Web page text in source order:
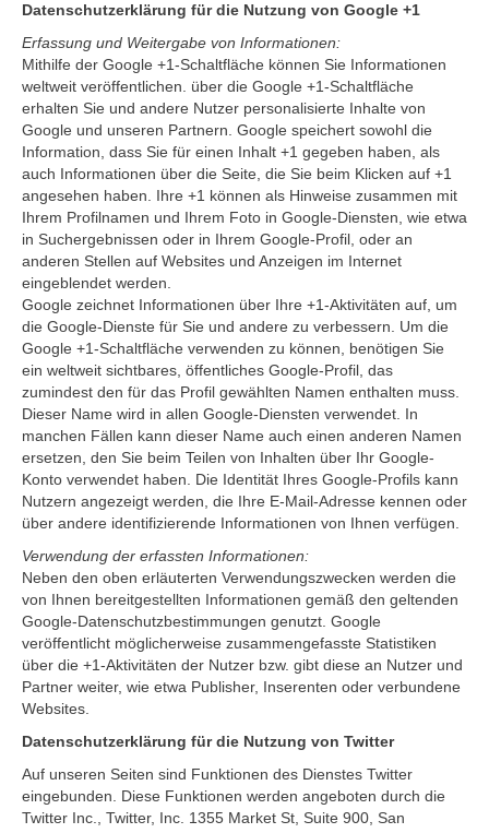
Datenschutzerklärung für die Nutzung von Google +1
Erfassung und Weitergabe von Informationen:
Mithilfe der Google +1-Schaltfläche können Sie Informationen
weltweit veröffentlichen. über die Google +1-Schaltfläche
erhalten Sie und andere Nutzer personalisierte Inhalte von
Google und unseren Partnern. Google speichert sowohl die
Information, dass Sie für einen Inhalt +1 gegeben haben, als
auch Informationen über die Seite, die Sie beim Klicken auf +1
angesehen haben. Ihre +1 können als Hinweise zusammen mit
Ihrem Profilnamen und Ihrem Foto in Google-Diensten, wie etwa
in Suchergebnissen oder in Ihrem Google-Profil, oder an
anderen Stellen auf Websites und Anzeigen im Internet
eingeblendet werden.
Google zeichnet Informationen über Ihre +1-Aktivitäten auf, um
die Google-Dienste für Sie und andere zu verbessern. Um die
Google +1-Schaltfläche verwenden zu können, benötigen Sie
ein weltweit sichtbares, öffentliches Google-Profil, das
zumindest den für das Profil gewählten Namen enthalten muss.
Dieser Name wird in allen Google-Diensten verwendet. In
manchen Fällen kann dieser Name auch einen anderen Namen
ersetzen, den Sie beim Teilen von Inhalten über Ihr Google-
Konto verwendet haben. Die Identität Ihres Google-Profils kann
Nutzern angezeigt werden, die Ihre E-Mail-Adresse kennen oder
über andere identifizierende Informationen von Ihnen verfügen.
Verwendung der erfassten Informationen:
Neben den oben erläuterten Verwendungszwecken werden die
von Ihnen bereitgestellten Informationen gemäß den geltenden
Google-Datenschutzbestimmungen genutzt. Google
veröffentlicht möglicherweise zusammengefasste Statistiken
über die +1-Aktivitäten der Nutzer bzw. gibt diese an Nutzer und
Partner weiter, wie etwa Publisher, Inserenten oder verbundene
Websites.
Datenschutzerklärung für die Nutzung von Twitter
Auf unseren Seiten sind Funktionen des Dienstes Twitter
eingebunden. Diese Funktionen werden angeboten durch die
Twitter Inc., Twitter, Inc. 1355 Market St, Suite 900, San